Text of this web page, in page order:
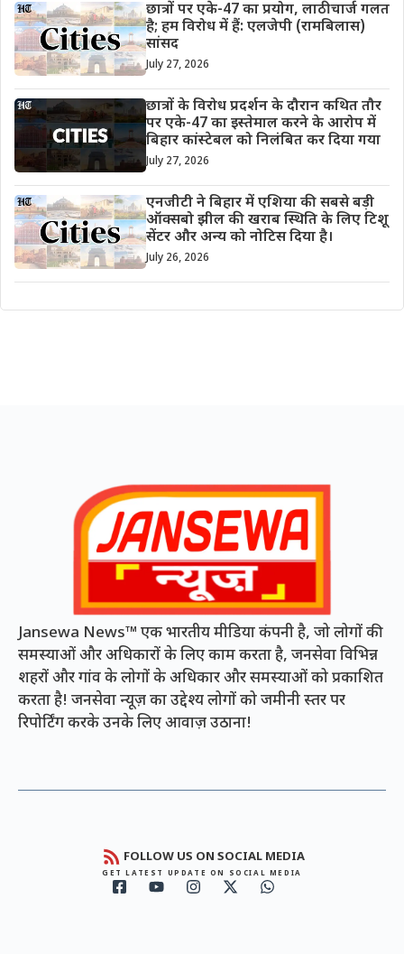
छात्रों पर एके-47 का प्रयोग, लाठीचार्ज गलत
है; हम विरोध में हैं: एलजेपी (रामबिलास)
सांसद
July 27, 2026
छात्रों के विरोध प्रदर्शन के दौरान कथित तौर
पर एके-47 का इस्तेमाल करने के आरोप में
बिहार कांस्टेबल को निलंबित कर दिया गया
July 27, 2026
एनजीटी ने बिहार में एशिया की सबसे बड़ी
ऑक्सबो झील की खराब स्थिति के लिए टिशू
सेंटर और अन्य को नोटिस दिया है।
July 26, 2026
Jansewa News™ एक भारतीय मीडिया कंपनी है, जो लोगों की
समस्याओं और अधिकारों के लिए काम करता है, जनसेवा विभिन्न
शहरों और गांव के लोगों के अधिकार और समस्याओं को प्रकाशित
करता है! जनसेवा न्यूज़ का उद्देश्य लोगों को जमीनी स्तर पर
रिपोर्टिंग करके उनके लिए आवाज़ उठाना!
FOLLOW US ON SOCIAL MEDIA
GET LATEST UPDATE ON SOCIAL MEDIA